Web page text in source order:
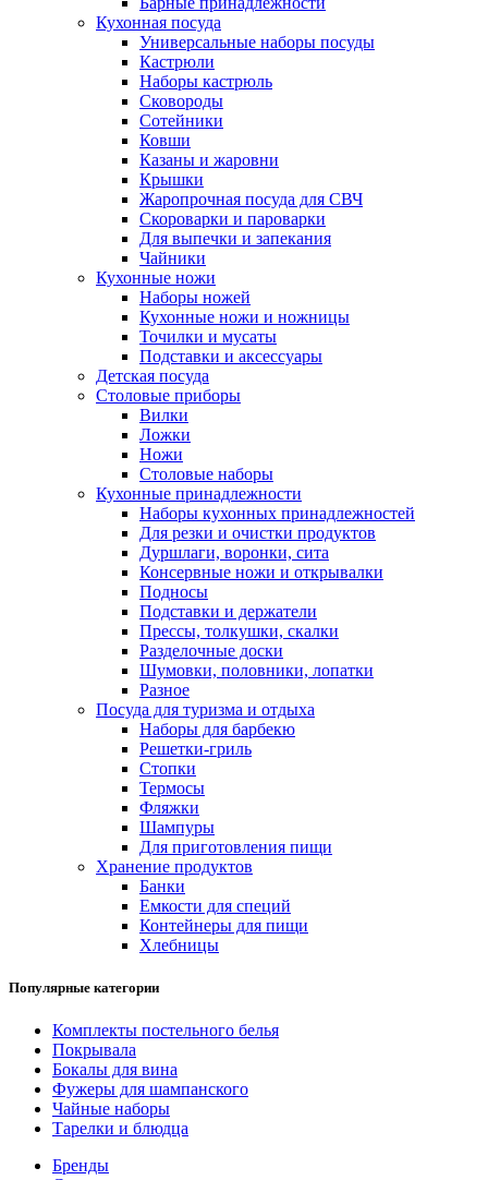
Кухонная посуда
Универсальные наборы посуды
Кастрюли
Наборы кастрюль
Сковороды
Сотейники
Ковши
Казаны и жаровни
Крышки
Жаропрочная посуда для СВЧ
Скороварки и пароварки
Для выпечки и запекания
Чайники
Кухонные ножи
Наборы ножей
Кухонные ножи и ножницы
Точилки и мусаты
Подставки и аксессуары
Детская посуда
Столовые приборы
Вилки
Ложки
Ножи
Столовые наборы
Кухонные принадлежности
Наборы кухонных принадлежностей
Для резки и очистки продуктов
Дуршлаги, воронки, сита
Консервные ножи и открывалки
Подносы
Подставки и держатели
Прессы, толкушки, скалки
Разделочные доски
Шумовки, половники, лопатки
Разное
Посуда для туризма и отдыха
Наборы для барбекю
Решетки-гриль
Стопки
Термосы
Фляжки
Шампуры
Для приготовления пищи
Хранение продуктов
Банки
Емкости для специй
Контейнеры для пищи
Хлебницы
Популярные категории
Комплекты постельного белья
Покрывала
Бокалы для вина
Фужеры для шампанского
Чайные наборы
Тарелки и блюдца
Бренды